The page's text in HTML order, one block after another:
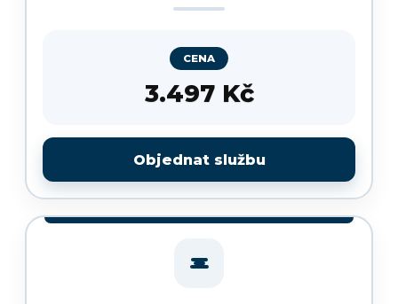
CENA
3.497 Kč
Objednat službu